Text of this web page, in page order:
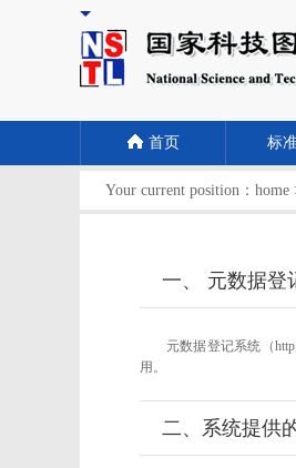
首页 标
Your current position： home
一、 元数据登
元数据登记系统（
用。
二、系统提供